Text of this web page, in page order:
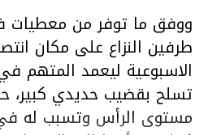
ووفق ما توفر من معطيات
طرفين النزاع على مكان
الاسبوعية ليعمد المتهم
تسلح بقضيب حديدي كبير،
مستوى الرأس وتسبب له